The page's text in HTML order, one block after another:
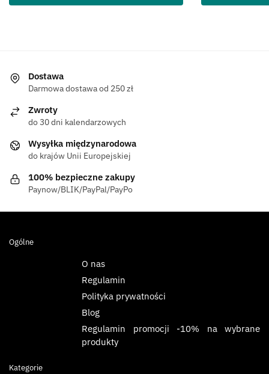
Dostawa
Darmowa dostawa od 250 zł
Zwroty
do 30 dni kalendarzowych
Wysyłka międzynarodowa
do krajów Unii Europejskiej
100% bezpieczne zakupy
Paynow/BLIK/PayPal/PayPo
Ogólne
O nas
Regulamin
Polityka prywatności
Blog
Regulamin promocji -10% na wybrane
produkty
Kategorie